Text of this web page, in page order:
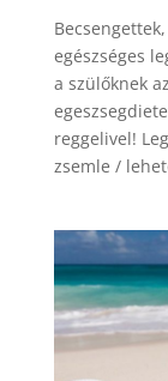
egészséges
a szülőknek
reggelivel!
zsemle /